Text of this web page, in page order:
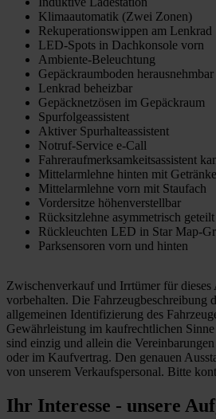
Klimaautomatik (Zwei Zonen)
Rekuperationswippen am Lenkrad
LED-Spots in Dachkonsole vorn
Ambiente-Beleuchtung
Gepäckraumboden herausnehmbar
Lenkrad beheizbar
Gepäcknetzösen im Gepäckraum
Spurfolgeassistent
Aktiver Spurhalteassistent
Notruf-Service e-Call
Fahreraufmerksamkeitsassistent
Mittelarmlehne hinten mit
Mittelarmlehne vorn mit Staufach
Vordersitze höhenverstellbar
Rücksitzlehne asymmetrisch
Rückleuchten LED in Star Map-
Parksensoren vorn und hinten
Zwischenverkauf und Irrtümer für
vorbehalten. Die Fahrzeugbeschreibung
allgemeinen Identifizierung des
Gewährleistung im kaufrechtlichen
sind einzig und allein die
oder im Kaufvertrag. Den genauen
von unserem Verkaufspersonal. Bitte
Ihr Interesse - unsere